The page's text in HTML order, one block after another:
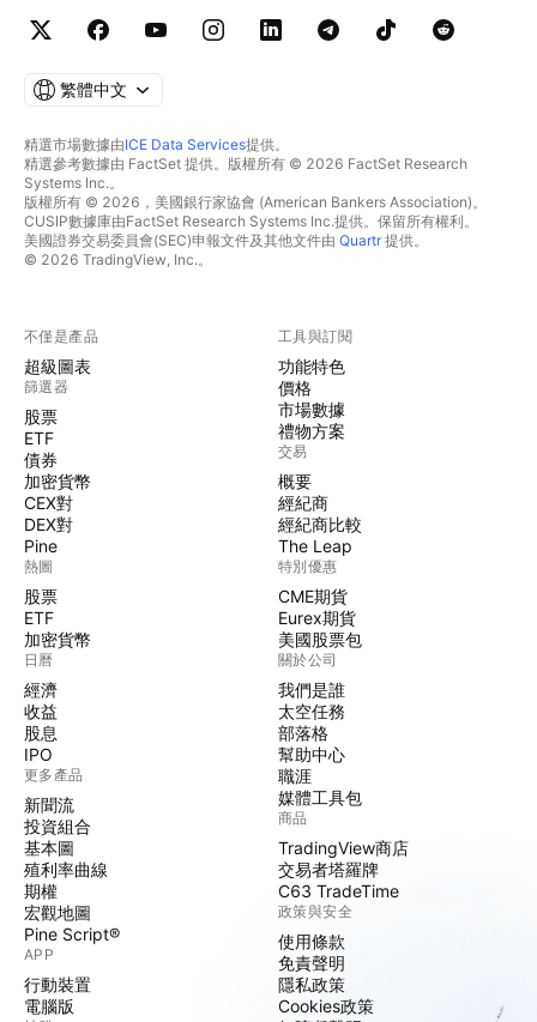
繁體中文
精選市場數據由ICE Data Services提供。
精選參考數據由 FactSet 提供。版權所有 © 2026 FactSet Research
Systems Inc.。
版權所有 © 2026，美國銀行家協會 (American Bankers Association)。
CUSIP數據庫由FactSet Research Systems Inc.提供。保留所有權利。
美國證券交易委員會(SEC)申報文件及其他文件由 Quartr提供。
© 2026 TradingView, Inc.。
不僅是產品
超級圖表
篩選器
股票
ETF
債券
加密貨幣
CEX對
DEX對
Pine
熱圖
股票
ETF
加密貨幣
日曆
經濟
收益
股息
IPO
更多產品
新聞流
投資組合
基本圖
殖利率曲線
期權
宏觀地圖
Pine Script®
APP
行動裝置
電腦版
工具與訂閱
功能特色
價格
市場數據
禮物方案
交易
概要
經紀商
經紀商比較
The Leap
特別優惠
CME期貨
Eurex期貨
美國股票包
關於公司
我們是誰
太空任務
部落格
幫助中心
職涯
媒體工具包
商品
TradingView商店
交易者塔羅牌
C63 TradeTime
政策與安全
使用條款
免責聲明
隱私政策
Cookies政策